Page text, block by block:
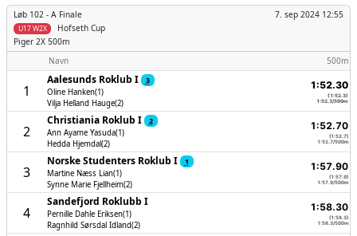
Løb 102 - A Finale
Hofseth Cup
7. sep 2024 12:55
U17 W2X
Piger 2X 500m
Navn
500m
1
Aalesunds Roklub I
3
Oline Hanken(1)
Vilja Helland Hauge(2)
1:52.30
(1:52.3)
1:52.3/500m
2
Christiania Roklub I
2
Ann Ayame Yasuda(1)
Hedda Hjemdal(2)
1:52.70
(1:52.7)
1:52.7/500m
3
Norske Studenters Roklub I
1
Martine Næss Lian(1)
Synne Marie Fjellheim(2)
1:57.90
(1:57.9)
1:57.9/500m
4
Sandefjord Roklubb I
Pernille Dahle Eriksen(1)
Ragnhild Sørsdal Idland(2)
1:58.30
(1:58.3)
1:58.3/500m